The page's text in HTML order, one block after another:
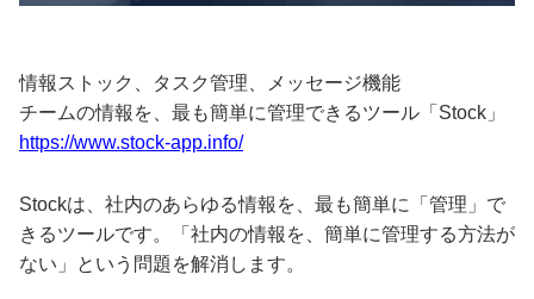
情報ストック、タスク管理、メッセージ機能
チームの情報を、最も簡単に管理できるツール「Stock」
https://www.stock-app.info/
Stockは、社内のあらゆる情報を、最も簡単に「管理」で
きるツールです。「社内の情報を、簡単に管理する方法が
ない」という問題を解消します。